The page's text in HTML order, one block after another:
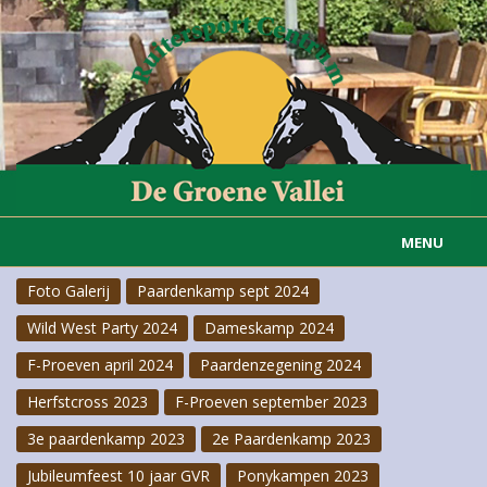
MENU
Home
Informatie
Actueel
Rijvereniging
Foto Galerij
Paardenkamp sept 2024
Wild West Party 2024
Dameskamp 2024
F-Proeven april 2024
Paardenzegening 2024
Herfstcross 2023
F-Proeven september 2023
3e paardenkamp 2023
2e Paardenkamp 2023
Jubileumfeest 10 jaar GVR
Ponykampen 2023